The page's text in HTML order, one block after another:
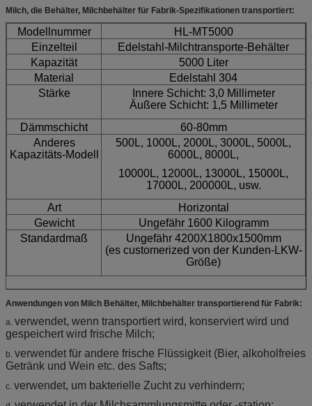
Milch, die Behälter, Milchbehälter für Fabrik-Spezifikationen transportiert:
Modellnummer
HL-MT5000
Einzelteil
Edelstahl-Milchtransporte-Behälter
Kapazität
5000 Liter
Material
Edelstahl 304
Stärke
Innere Schicht: 3,0 Millimeter
Äußere Schicht: 1,5 Millimeter
Dämmschicht
60-80mm
Anderes
Kapazitäts-Modell
500L, 1000L, 2000L, 3000L, 5000L,
6000L, 8000L,
10000L, 12000L, 13000L, 15000L,
17000L, 200000L, usw.
Art
Horizontal
Gewicht
Ungefähr 1600 Kilogramm
Standardmaß
Ungefähr 4200X1800x1500mm
(es customerized von der Kunden-LKW-
Größe)
Anwendungen von Milch Behälter, Milchbehälter transportierend für Fabrik:
a. verwendet, wenn transportiert wird, konserviert wird und
gespeichert wird frische Milch;
b. verwendet für andere frische Flüssigkeit (Bier, alkoholfreies
Getränk und Wein etc. des Safts;
c. verwendet, um bakterielle Zucht zu verhindern;